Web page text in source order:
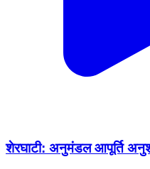
शेरघाटी: अनुमंडल आपूर्ति